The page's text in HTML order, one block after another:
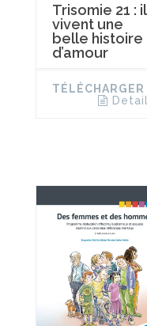
Trisomie 21 :
vivent une
belle histoire
d’amour
TÉLÉCHARGER